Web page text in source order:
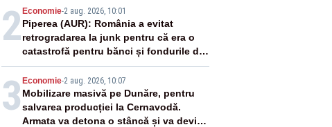
2Economie-2 aug. 2026, 10:01
Piperea (AUR): România a evitat
retrogradarea la junk pentru că era o
catastrofă pentru bănci și fondurile de
pensii
3 Economie-2 aug. 2026, 10:07
Mobilizare masivă pe Dunăre, pentru
salvarea producției la Cernavodă.
Armata va detona o stâncă și va devia